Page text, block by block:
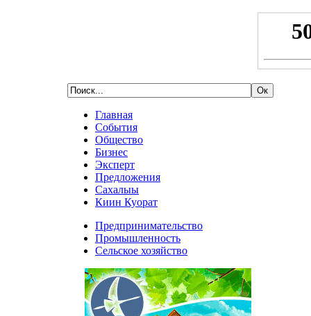
Главная
События
Общество
Бизнес
Эксперт
Предложения
Сахалыы
Киин Куорат
Предпринимательство
Промышленность
Сельское хозяйство